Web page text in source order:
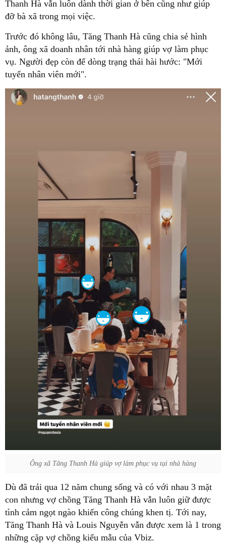
Thanh Hà vẫn luôn dành thời gian ở bên cũng như giúp
đỡ bà xã trong mọi việc.
Trước đó không lâu, Tăng Thanh Hà cũng chia sẻ hình
ảnh, ông xã doanh nhân tới nhà hàng giúp vợ làm phục
vụ. Người đẹp còn để dòng trạng thái hài hước: "Mới
tuyển nhân viên mới".
Ông xã Tăng Thanh Hà giúp vợ làm phục vụ tại nhà hàng
Dù đã trải qua 12 năm chung sống và có với nhau 3 mặt
con nhưng vợ chồng Tăng Thanh Hà vẫn luôn giữ được
tình cảm ngọt ngào khiến công chúng khen tị. Tới nay,
Tăng Thanh Hà và Louis Nguyễn vẫn được xem là 1 trong
những cặp vợ chồng kiểu mẫu của Vbiz.